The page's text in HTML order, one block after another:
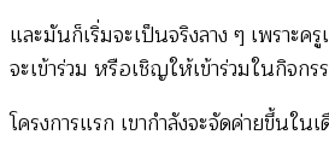
และมันก็เริ่มจะเป็นจริงลาง ๆ เพราะค
จะเข้าร่วม หรือเชิญให้เข้าร่วมในกิจก
โครงการแรก เขากำลังจะจัดค่ายขึ้นใ